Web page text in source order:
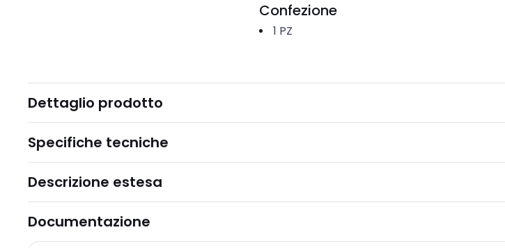
Confezione
1 PZ
Dettaglio prodotto
Specifiche tecniche
Descrizione estesa
Documentazione